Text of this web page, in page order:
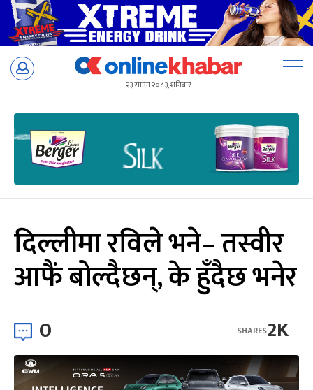
Skip
२३ साउन २०८३, शनिबार
दिल्लीमा रविले भने– तस्वीर
आफैं बोल्दैछन्, के हुँदैछ भनेर
0 2K
SHARES